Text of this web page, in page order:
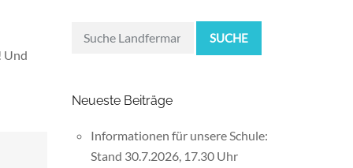
Und
SUCHE
Neueste Beiträge
Informationen für unsere Schule:
Stand 30.7.2026, 17.30 Uhr